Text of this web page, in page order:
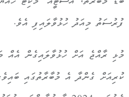
ފުރުސަތު މިއަދު ހުޅުވާލައިފި އެވެ.
މުޅި ރާއްޖެ އަށް ހުޅުވާލައިގެން އެއް